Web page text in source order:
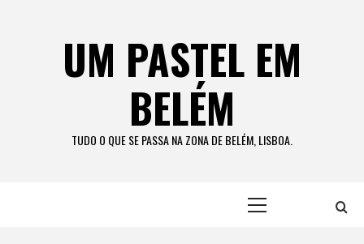
UM PASTEL EM
BELÉM
TUDO O QUE SE PASSA NA ZONA DE BELÉM, LISBOA.